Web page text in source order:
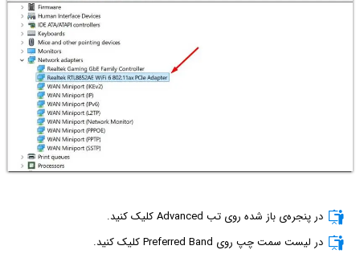
در پنجره‌ی باز شده روی تب Advanced کلیک کنید.
در لیست سمت چپ روی Preferred Band کلیک کنید.